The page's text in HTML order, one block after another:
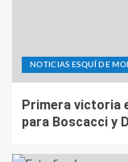
NOTICIAS ESQUÍ DE
Primera victoria
para Boscacci y